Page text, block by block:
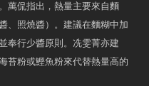
萬侃指出，熱量主要來自麵
、照燒醬）。建議在麵糊中加
奉行少醬原則。冼雯菁亦建
苔粉或鰹魚粉來代替熱量高的